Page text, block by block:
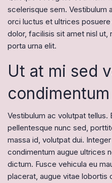
scelerisque sem. Vestibulum
orci luctus et ultrices
dolor, facilisis sit amet nisl ut,
porta urna elit.
Ut at mi sed
Vestibulum ac volutpat tellus.
pellentesque nunc sed,
massa id, volutpat dui.
condimentum augue ultrices
dictum. Fusce vehicula eu
placerat, augue vitae lobortis